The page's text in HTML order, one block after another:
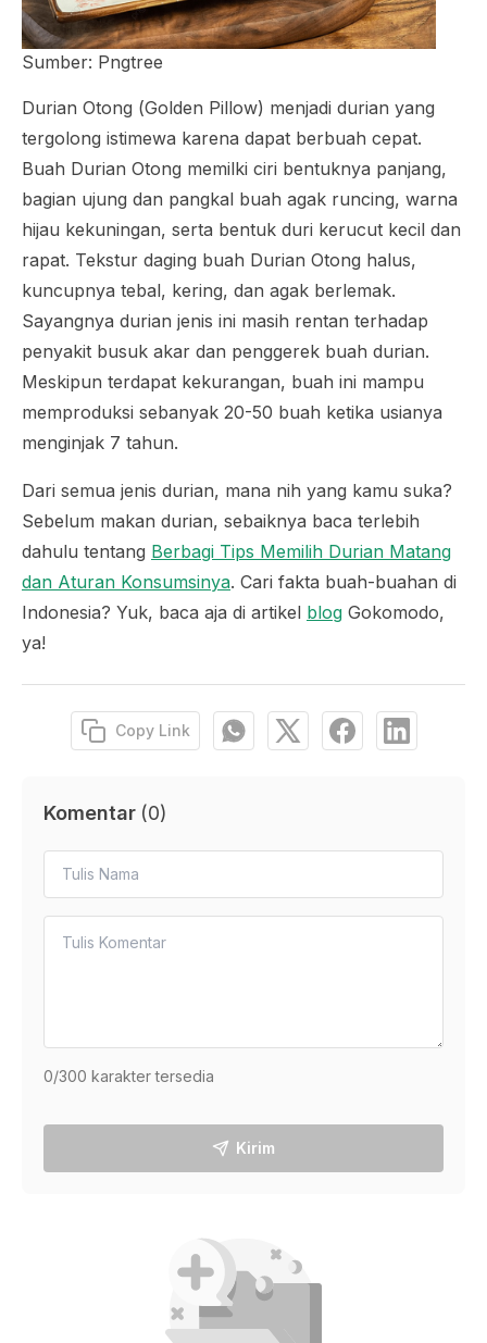
Sumber: Pngtree
Durian Otong (Golden Pillow) menjadi durian yang
tergolong istimewa karena dapat berbuah cepat.
Buah Durian Otong memilki ciri bentuknya panjang,
bagian ujung dan pangkal buah agak runcing, warna
hijau kekuningan, serta bentuk duri kerucut kecil dan
rapat. Tekstur daging buah Durian Otong halus,
kuncupnya tebal, kering, dan agak berlemak.
Sayangnya durian jenis ini masih rentan terhadap
penyakit busuk akar dan penggerek buah durian.
Meskipun terdapat kekurangan, buah ini mampu
memproduksi sebanyak 20-50 buah ketika usianya
menginjak 7 tahun.
Dari semua jenis durian, mana nih yang kamu suka?
Sebelum makan durian, sebaiknya baca terlebih
dahulu tentang Berbagi Tips Memilih Durian Matang
dan Aturan Konsumsinya. Cari fakta buah-buahan di
Indonesia? Yuk, baca aja di artikel blog Gokomodo,
ya!
Copy Link
Komentar (0)
0/300 karakter tersedia
Kirim